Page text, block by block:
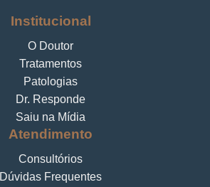
Institucional
O Doutor
Tratamentos
Patologias
Dr. Responde
Saiu na Mídia
Atendimento
Consultórios
Dúvidas Frequentes